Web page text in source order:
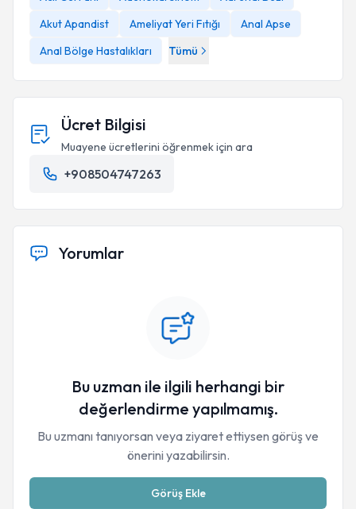
Akut Apandist
Ameliyat Yeri Fıtığı
Anal Apse
Anal Bölge Hastalıkları
Tümü
Ücret Bilgisi
Muayene ücretlerini öğrenmek için ara
+908504747263
Yorumlar
Bu uzman ile ilgili herhangi bir
değerlendirme yapılmamış.
Bu uzmanı tanıyorsan veya ziyaret ettiysen görüş ve
önerini yazabilirsin.
Görüş Ekle